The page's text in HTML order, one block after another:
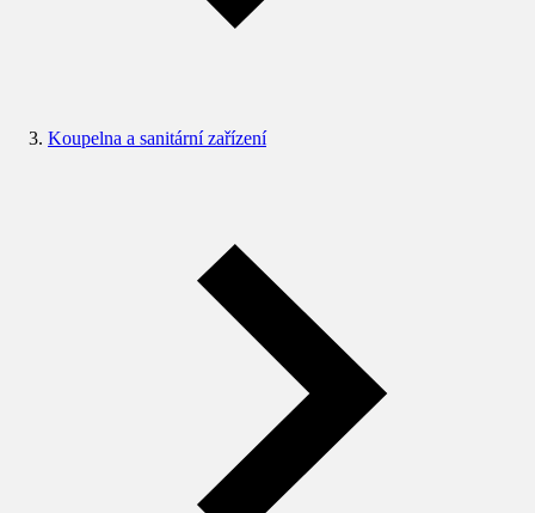
Koupelna a sanitární zařízení